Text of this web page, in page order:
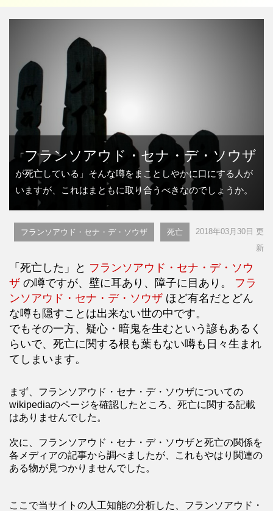
「フランソアウド・セナ・デ・ソウザ
が死亡している」そんな噂をまことしやかに口にする人が
いますが、これはまともに取り合うべきなのでしょうか。
フランソアウド・セナ・デ・ソウザ 死亡
2018年03月30日 更
新
「死亡した」と フランソアウド・セナ・デ・ソウ
ザ の噂ですが、壁に耳あり、障子に目あり。 フラ
ンソアウド・セナ・デ・ソウザ ほど有名だとどん
な噂も隠すことは出来ない世の中です。
でもその一方、疑心・暗鬼を生むという諺もあるく
らいで、死亡に関する根も葉もない噂も日々生まれ
てしまいます。
まず、フランソアウド・セナ・デ・ソウザについての
wikipediaのページを確認したところ、死亡に関する記載
はありませんでした。
次に、フランソアウド・セナ・デ・ソウザと死亡の関係を
各メディアの記事から調べましたが、これもやはり関連の
ある物が見つかりませんでした。
ここで当サイトの人工知能の分析した、フランソアウド・